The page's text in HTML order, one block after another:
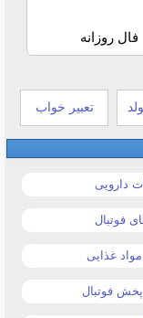
فال روزانه
تعبیر خواب
دارویی
فوتبال
غذایی
فوتبال